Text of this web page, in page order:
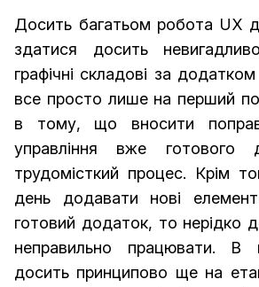
Досить багатьом робота UX
здатися досить
графічні складові за
все просто лише на перший
в тому, що вносити
управління вже
трудомісткий процес. Крім
день додавати нові
готовий додаток, то нерідко
неправильно працювати. В
досить принципово ще на